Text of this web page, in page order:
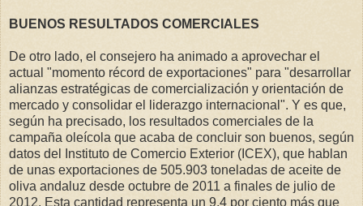
BUENOS RESULTADOS COMERCIALES
De otro lado, el consejero ha animado a aprovechar el
actual "momento récord de exportaciones" para "desarrollar
alianzas estratégicas de comercialización y orientación de
mercado y consolidar el liderazgo internacional". Y es que,
según ha precisado, los resultados comerciales de la
campaña oleícola que acaba de concluir son buenos, según
datos del Instituto de Comercio Exterior (ICEX), que hablan
de unas exportaciones de 505.903 toneladas de aceite de
oliva andaluz desde octubre de 2011 a finales de julio de
2012. Esta cantidad representa un 9,4 por ciento más que